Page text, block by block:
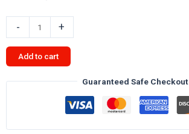
-
তাজা
চা
400
+
Add to cart
Guaranteed Safe Checkout